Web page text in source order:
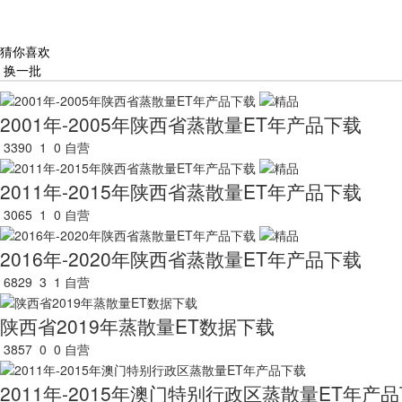
猜你喜欢
换一批
2001年-2005年陕西省蒸散量ET年产品下载
3390 1 0 自营
2011年-2015年陕西省蒸散量ET年产品下载
3065 1 0 自营
2016年-2020年陕西省蒸散量ET年产品下载
6829 3 1 自营
陕西省2019年蒸散量ET数据下载
3857 0 0 自营
2011年-2015年澳门特别行政区蒸散量ET年产